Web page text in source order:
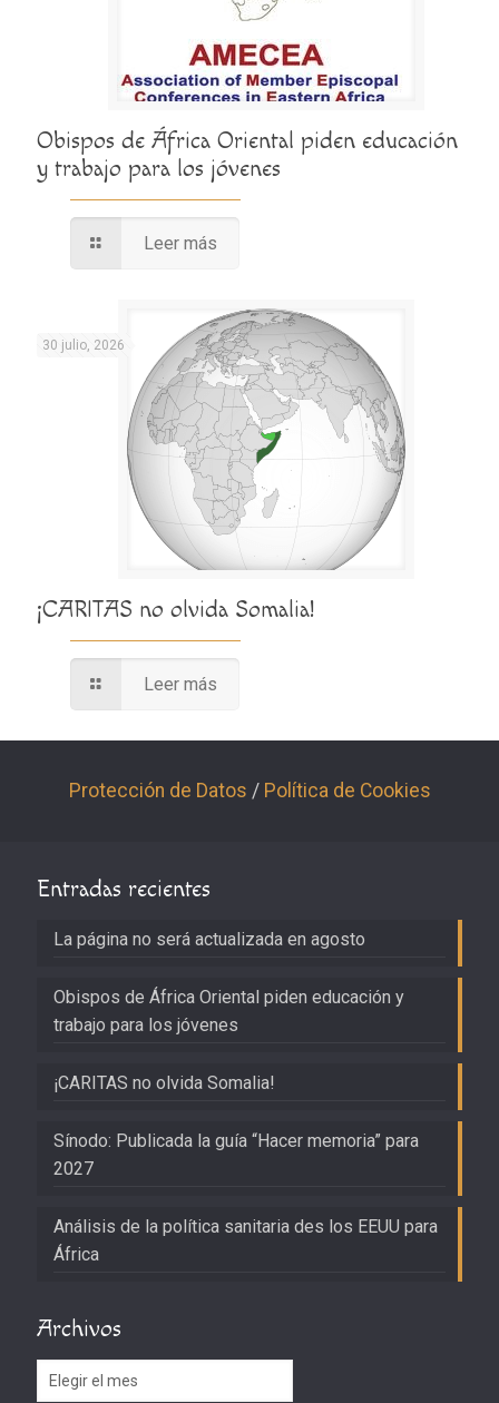
Obispos de África Oriental piden educación
y trabajo para los jóvenes
Leer más
30 julio, 2026
¡CARITAS no olvida Somalia!
Leer más
Protección de Datos / Política de Cookies
Entradas recientes
La página no será actualizada en agosto
Obispos de África Oriental piden educación y
trabajo para los jóvenes
¡CARITAS no olvida Somalia!
Sínodo: Publicada la guía “Hacer memoria” para
2027
Análisis de la política sanitaria des los EEUU para
África
Archivos
Archivos